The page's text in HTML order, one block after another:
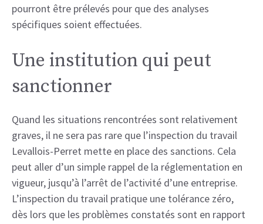
pourront être prélevés pour que des analyses
spécifiques soient effectuées.
Une institution qui peut
sanctionner
Quand les situations rencontrées sont relativement
graves, il ne sera pas rare que l’inspection du travail
Levallois-Perret mette en place des sanctions. Cela
peut aller d’un simple rappel de la réglementation en
vigueur, jusqu’à l’arrêt de l’activité d’une entreprise.
L’inspection du travail pratique une tolérance zéro,
dès lors que les problèmes constatés sont en rapport